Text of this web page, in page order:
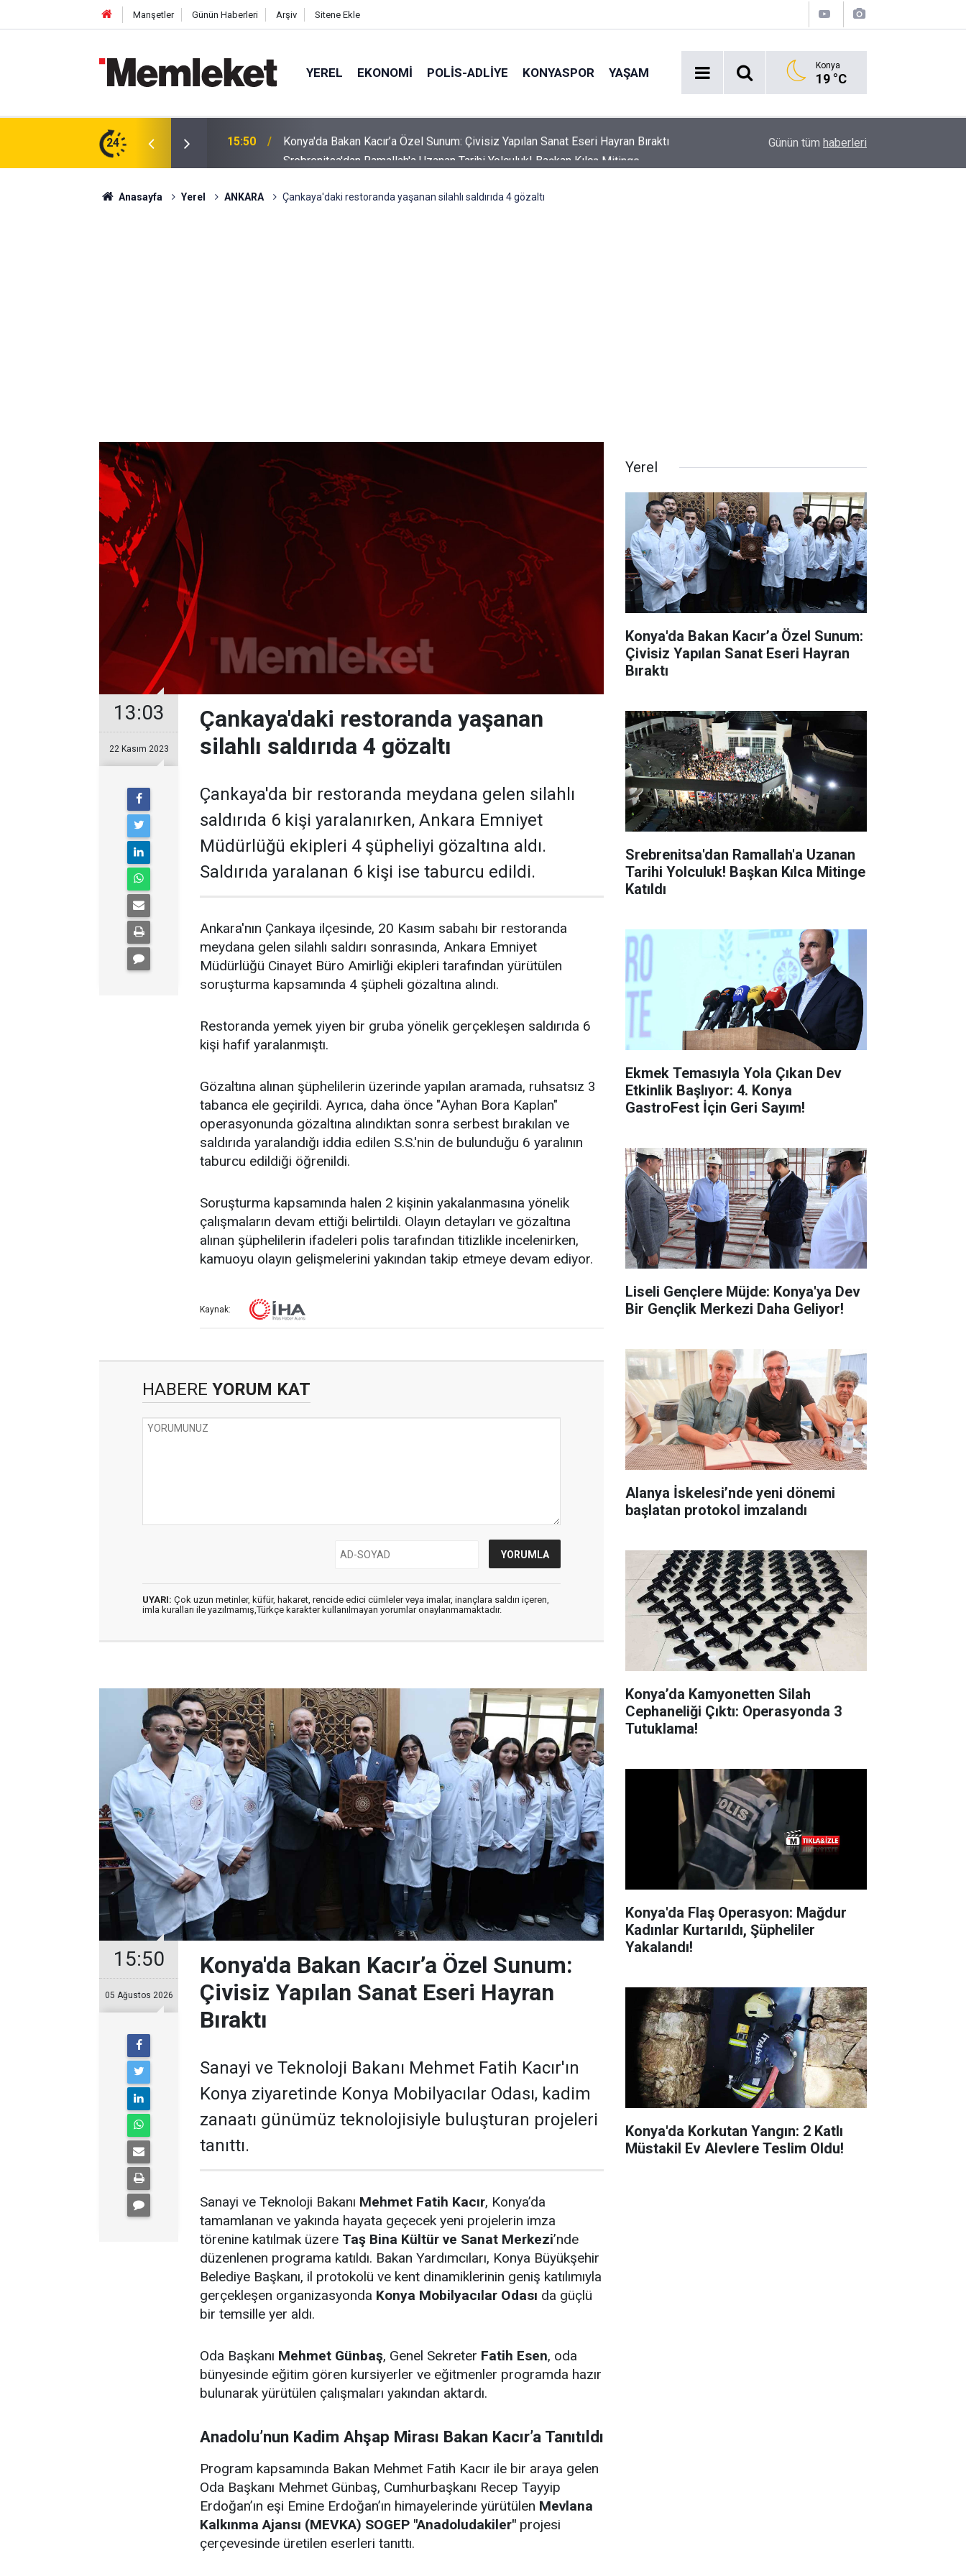
Manşetler Günün Haberleri Arşiv Sitene Ekle
YEREL EKONOMI POLİS-ADLİYE KONYASPOR YAŞAM Konya
19 °C
24
Çivisiz Yapılan Sanat Eseri Hayran Bıraktı 15:47
Srebrenitsa'dan Ramallah'a Uzanan Tarihi Yolculuk! Başkan Kılca Mitinge
Katıldı
Geri Sayım!
Günün tüm haberleri
Anasayfa Yerel ANKARA Çankaya'daki restoranda yaşanan silahlı saldırıda 4 gözaltı
13:03
22 Kasım 2023
Çankaya'daki restoranda yaşanan
silahlı saldırıda 4 gözaltı
Çankaya'da bir restoranda meydana gelen silahlı
saldırıda 6 kişi yaralanırken, Ankara Emniyet
Müdürlüğü ekipleri 4 şüpheliyi gözaltına aldı.
Saldırıda yaralanan 6 kişi ise taburcu edildi.
Ankara'nın Çankaya ilçesinde, 20 Kasım sabahı bir restoranda
meydana gelen silahlı saldırı sonrasında, Ankara Emniyet
Müdürlüğü Cinayet Büro Amirliği ekipleri tarafından yürütülen
soruşturma kapsamında 4 şüpheli gözaltına alındı.
Restoranda yemek yiyen bir gruba yönelik gerçekleşen saldırıda 6
kişi hafif yaralanmıştı.
Gözaltına alınan şüphelilerin üzerinde yapılan aramada, ruhsatsız 3
tabanca ele geçirildi. Ayrıca, daha önce "Ayhan Bora Kaplan"
operasyonunda gözaltına alındıktan sonra serbest bırakılan ve
saldırıda yaralandığı iddia edilen S.S.'nin de bulunduğu 6 yaralının
taburcu edildiği öğrenildi.
Soruşturma kapsamında halen 2 kişinin yakalanmasına yönelik
çalışmaların devam ettiği belirtildi. Olayın detayları ve gözaltına
alınan şüphelilerin ifadeleri polis tarafından titizlikle incelenirken,
kamuoyu olayın gelişmelerini yakından takip etmeye devam ediyor.
Kaynak:
HABERE YORUM KAT
UYARI: Çok uzun metinler, küfür, hakaret, rencide edici cümleler veya imalar, inançlara saldırı içeren,
imla kuralları ile yazılmamış,Türkçe karakter kullanılmayan yorumlar onaylanmamaktadır.
15:50
05 Ağustos 2026
Konya'da Bakan Kacır’a Özel Sunum:
Çivisiz Yapılan Sanat Eseri Hayran
Bıraktı
Sanayi ve Teknoloji Bakanı Mehmet Fatih Kacır'ın
Konya ziyaretinde Konya Mobilyacılar Odası, kadim
zanaatı günümüz teknolojisiyle buluşturan projeleri
tanıttı.
Sanayi ve Teknoloji Bakanı Mehmet Fatih Kacır, Konya’da
tamamlanan ve yakında hayata geçecek yeni projelerin imza
törenine katılmak üzere Taş Bina Kültür ve Sanat Merkezi’nde
düzenlenen programa katıldı. Bakan Yardımcıları, Konya Büyükşehir
Belediye Başkanı, il protokolü ve kent dinamiklerinin geniş katılımıyla
gerçekleşen organizasyonda Konya Mobilyacılar Odası da güçlü
bir temsille yer aldı.
Oda Başkanı Mehmet Günbaş, Genel Sekreter Fatih Esen, oda
bünyesinde eğitim gören kursiyerler ve eğitmenler programda hazır
bulunarak yürütülen çalışmaları yakından aktardı.
Anadolu’nun Kadim Ahşap Mirası Bakan Kacır’a Tanıtıldı
Program kapsamında Bakan Mehmet Fatih Kacır ile bir araya gelen
Oda Başkanı Mehmet Günbaş, Cumhurbaşkanı Recep Tayyip
Erdoğan’ın eşi Emine Erdoğan’ın himayelerinde yürütülen Mevlana
Kalkınma Ajansı (MEVKA) SOGEP "Anadoludakiler" projesi
çerçevesinde üretilen eserleri tanıttı.
Yerel
Konya'da Bakan Kacır’a Özel Sunum:
Çivisiz Yapılan Sanat Eseri Hayran
Bıraktı
Srebrenitsa'dan Ramallah'a Uzanan
Tarihi Yolculuk! Başkan Kılca Mitinge
Katıldı
Ekmek Temasıyla Yola Çıkan Dev
Etkinlik Başlıyor: 4. Konya
GastroFest İçin Geri Sayım!
Liseli Gençlere Müjde: Konya'ya Dev
Bir Gençlik Merkezi Daha Geliyor!
Alanya İskelesi’nde yeni dönemi
başlatan protokol imzalandı
Konya’da Kamyonetten Silah
Cephaneliği Çıktı: Operasyonda 3
Tutuklama!
Konya'da Flaş Operasyon: Mağdur
Kadınlar Kurtarıldı, Şüpheliler
Yakalandı!
Konya'da Korkutan Yangın: 2 Katlı
Müstakil Ev Alevlere Teslim Oldu!